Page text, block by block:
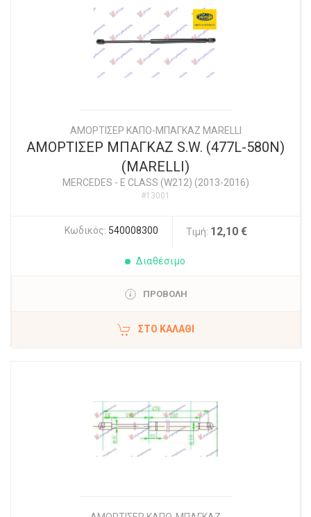
ΑΜΟΡΤΙΣΕΡ ΚΑΠΟ-ΜΠΑΓΚΑΖ MARELLI
ΑΜΟΡΤΙΣΕΡ ΜΠΑΓΚΑΖ S.W. (477L-580N)
(MARELLI)
MERCEDES - E CLASS (W212) (2013-2016)
#13001
Κωδικός: 540008300 Τιμή: 12,10 €
Διαθέσιμο
ΠΡΟΒΟΛΗ
ΣΤΟ ΚΑΛΆΘΙ